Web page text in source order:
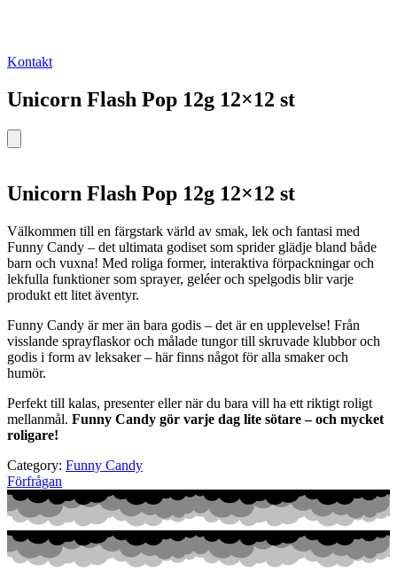
Kontakt
Unicorn Flash Pop 12g 12×12 st
Unicorn Flash Pop 12g 12×12 st
Välkommen till en färgstark värld av smak, lek och fantasi med
Funny Candy – det ultimata godiset som sprider glädje bland både
barn och vuxna! Med roliga former, interaktiva förpackningar och
lekfulla funktioner som sprayer, geléer och spelgodis blir varje
produkt ett litet äventyr.
Funny Candy är mer än bara godis – det är en upplevelse! Från
visslande sprayflaskor och målade tungor till skruvade klubbor och
godis i form av leksaker – här finns något för alla smaker och
humör.
Perfekt till kalas, presenter eller när du bara vill ha ett riktigt roligt
mellanmål. Funny Candy gör varje dag lite sötare – och mycket
roligare!
Category: Funny Candy
Förfrågan